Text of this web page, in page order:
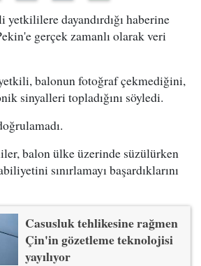
dayandırdığı haberine
gerçek zamanlı olarak veri
balonun fotoğraf çekmediğini,
sinyalleri topladığını söyledi.
balon ülke üzerinde süzülürken
sınırlamayı başardıklarını
Casusluk tehlikesine rağmen
Çin'in gözetleme teknolojisi
yayılıyor